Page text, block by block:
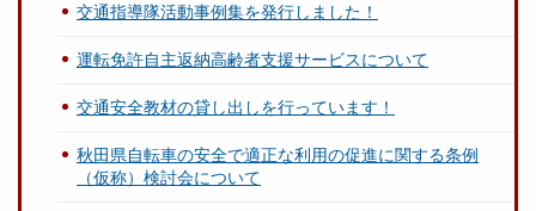
交通指導隊活動事例集を発行しました！
運転免許自主返納高齢者支援サービスについて
交通安全教材の貸し出しを行っています！
秋田県自転車の安全で適正な利用の促進に関する条例
（仮称）検討会について